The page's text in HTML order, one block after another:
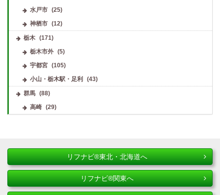
水戸市
(25)
神栖市
(12)
栃木 (171)
栃木市外
(5)
宇都宮
(105)
小山・栃木駅・足利
(43)
群馬 (88)
高崎
(29)
リフナビ®東北・北海道へ
リフナビ®関東へ